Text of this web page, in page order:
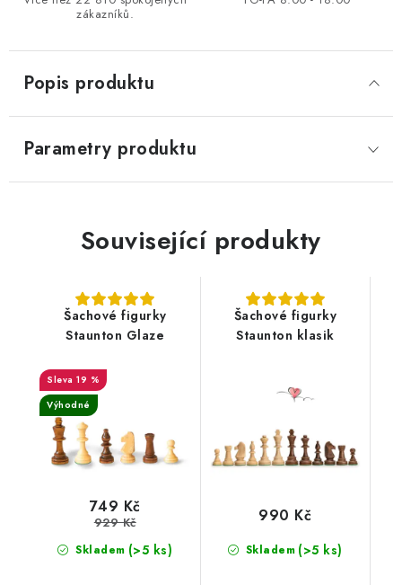
zákazníků.
Popis produktu
Parametry produktu
Související produkty
Šachové figurky
Staunton Glaze
19 %
Výhodné
Skladem (>5 ks)
749 Kč
929 Kč
Šachové figurky
Staunton klasik
Skladem (>5 ks)
990 Kč